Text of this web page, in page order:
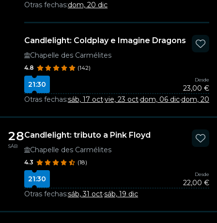
Otras fechas:dom, 20 dic
Candlelight: Coldplay e Imagine Dragons
Chapelle des Carmélites
4.8 (142)
21:30
Desde
23,00 €
Otras fechas:sáb, 17 oct·vie, 23 oct·dom, 06 dic·dom, 20
28
SÁB
Candlelight: tributo a Pink Floyd
Chapelle des Carmélites
4.3 (18)
21:30
Desde
22,00 €
Otras fechas:sáb, 31 oct·sáb, 19 dic